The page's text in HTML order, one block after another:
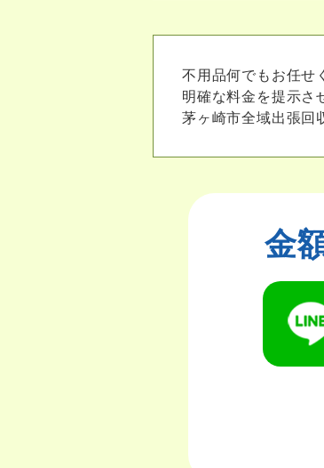
不用品何でもお任せ
明確な料金を提示さ
茅ヶ崎市全域出張回
金